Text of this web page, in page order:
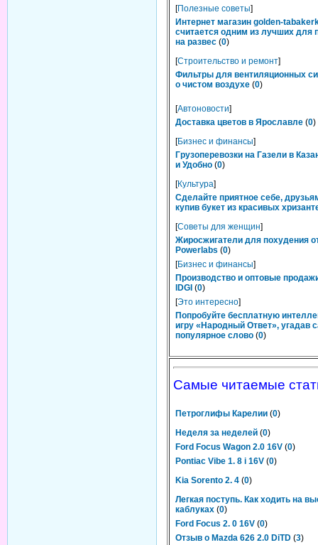
[Полезные советы]
Интернет магазин golden-
считается одним из лучших для
на развес (0)
[Строительство и ремонт]
Фильтры для вентиляционных
о чистом воздухе (0)
[Автоновости]
Доставка цветов в Ярославле (0)
[Бизнес и финансы]
Грузоперевозки на Газели в
и Удобно (0)
[Культура]
Сделайте приятное себе,
купив букет из красивых
[Советы для женщин]
Жиросжигатели для похудения
Powerlabs (0)
[Бизнес и финансы]
Производство и оптовые
IDGI (0)
[Это интересно]
Попробуйте бесплатную
игру «Народный Ответ», угадав
популярное слово (0)
Самые читаемые
Петроглифы Карелии (0)
Неделя за неделей (0)
Ford Focus Wagon 2.0 16V (0)
Pontiac Vibe 1. 8 i 16V (0)
Kia Sorento 2. 4 (0)
Легкая поступь. Как ходить на
каблуках (0)
Ford Focus 2. 0 16V (0)
Отзыв о Mazda 626 2.0 DiTD (3)